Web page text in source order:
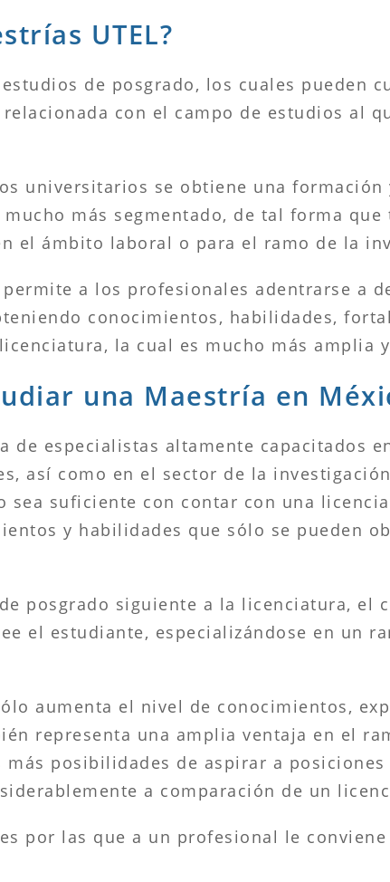
UTEL?
de posgrado, los cuales pueden
con el campo de estudios al
universitarios se obtiene una formación
más segmentado, de tal forma
el ámbito laboral o para el ramo de la
a los profesionales adentrarse a
conocimientos, habilidades,
la cual es mucho más amplia
una Maestría en
de especialistas altamente capacitados
así como en el sector de la
sea suficiente con contar con una
y habilidades que sólo se pueden
posgrado siguiente a la licenciatura, el
el estudiante, especializándose en un
aumenta el nivel de conocimientos,
representa una amplia ventaja en el
posibilidades de aspirar a
a comparación de un
por las que a un profesional le